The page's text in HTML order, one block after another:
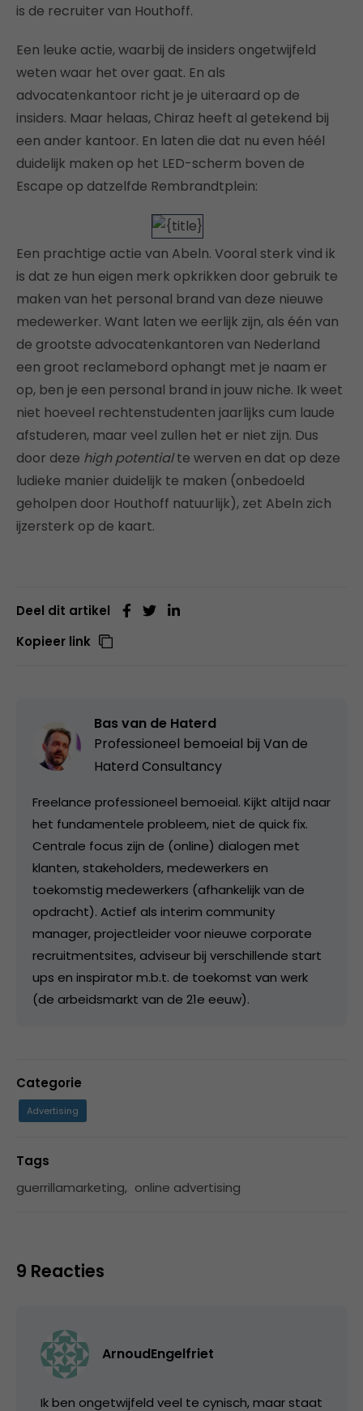
is de recruiter van Houthoff.
Een leuke actie, waarbij de insiders ongetwijfeld
weten waar het over gaat. En als
advocatenkantoor richt je je uiteraard op de
insiders. Maar helaas, Chiraz heeft al getekend bij
een ander kantoor. En laten die dat nu even héél
duidelijk maken op het LED-scherm boven de
Escape op datzelfde Rembrandtplein:
Een prachtige actie van Abeln. Vooral sterk vind ik
is dat ze hun eigen merk opkrikken door gebruik te
maken van het personal brand van deze nieuwe
medewerker. Want laten we eerlijk zijn, als één van
de grootste advocatenkantoren van Nederland
een groot reclamebord ophangt met je naam er
op, ben je een personal brand in jouw niche. Ik weet
niet hoeveel rechtenstudenten jaarlijks cum laude
afstuderen, maar veel zullen het er niet zijn. Dus
door deze high potentialte werven en dat op deze
ludieke manier duidelijk te maken (onbedoeld
geholpen door Houthoff natuurlijk), zet Abeln zich
ijzersterk op de kaart.
Deel dit artikel
Kopieer link
Bas van de Haterd
Professioneel bemoeial bij Van de
Haterd Consultancy
Freelance professioneel bemoeial. Kijkt altijd naar
het fundamentele probleem, niet de quick fix.
Centrale focus zijn de (online) dialogen met
klanten, stakeholders, medewerkers en
toekomstig medewerkers (afhankelijk van de
opdracht). Actief als interim community
manager, projectleider voor nieuwe corporate
recruitmentsites, adviseur bij verschillende start
ups en inspirator m.b.t. de toekomst van werk
(de arbeidsmarkt van de 21e eeuw).
Categorie
Advertising
Tags
guerrillamarketing, online advertising
9 Reacties
ArnoudEngelfriet
Ik ben ongetwijfeld veel te cynisch, maar staat